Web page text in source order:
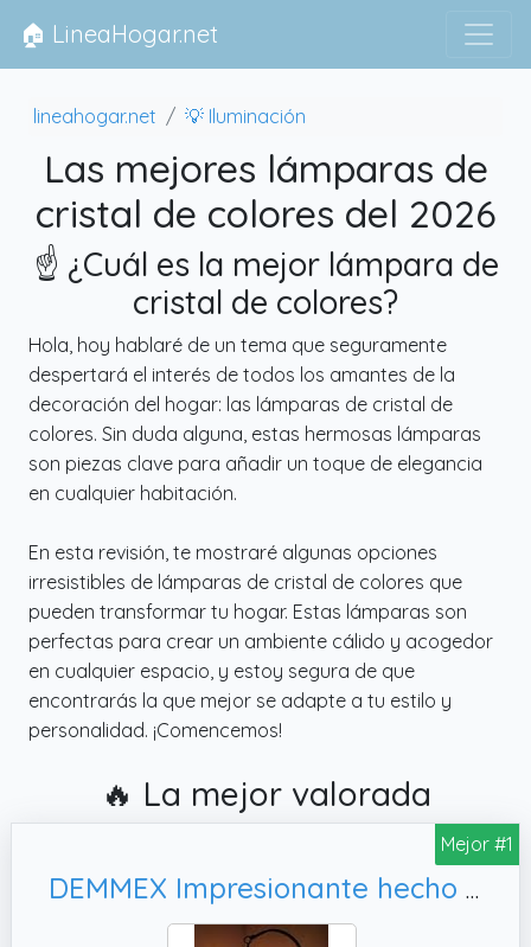
🏠 LineaHogar.net
lineahogar.net 💡 Iluminación
Las mejores lámparas de
cristal de colores del 2026
☝️ ¿Cuál es la mejor lámpara de
cristal de colores?
Hola, hoy hablaré de un tema que seguramente
despertará el interés de todos los amantes de la
decoración del hogar: las lámparas de cristal de
colores. Sin duda alguna, estas hermosas lámparas
son piezas clave para añadir un toque de elegancia
en cualquier habitación.
En esta revisión, te mostraré algunas opciones
irresistibles de lámparas de cristal de colores que
pueden transformar tu hogar. Estas lámparas son
perfectas para crear un ambiente cálido y acogedor
en cualquier espacio, y estoy segura de que
encontrarás la que mejor se adapte a tu estilo y
personalidad. ¡Comencemos!
🔥 La mejor valorada
Mejor #1
DEMMEX Impresionante hecho a mano turco marroquí mosaico de cristal colorido Boho mesa escritorio lámpara de noche lámpara de luz pantalla (multicolor)